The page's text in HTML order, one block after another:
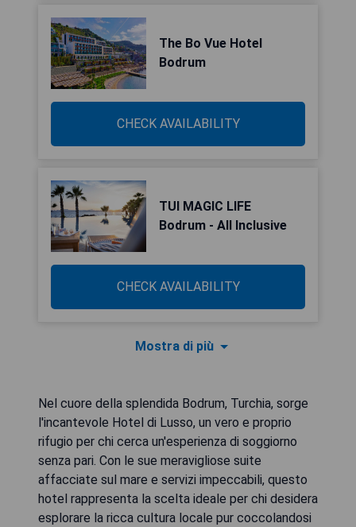
The Bo Vue Hotel
Bodrum
CHECK AVAILABILITY
TUI MAGIC LIFE
Bodrum - All Inclusive
CHECK AVAILABILITY
Mostra di più
Nel cuore della splendida Bodrum, Turchia, sorge
l'incantevole Hotel di Lusso, un vero e proprio
rifugio per chi cerca un'esperienza di soggiorno
senza pari. Con le sue meravigliose suite
affacciate sul mare e servizi impeccabili, questo
hotel rappresenta la scelta ideale per chi desidera
esplorare la ricca cultura locale pur coccolandosi